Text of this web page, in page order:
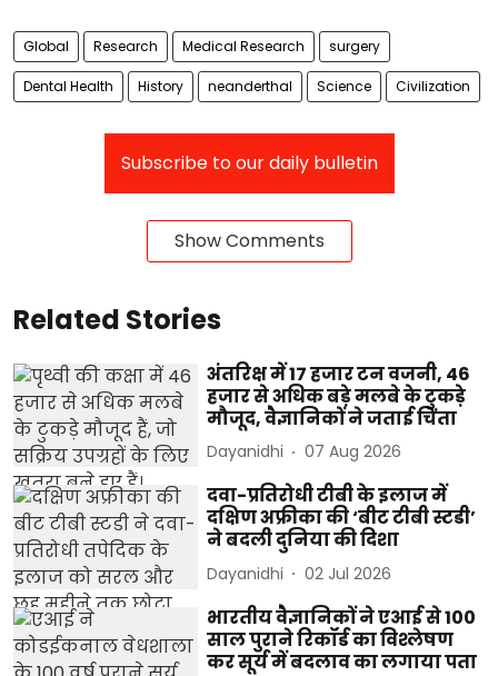
Global Research Medical Research surgery
Dental Health History neanderthal Science Civilization
Subscribe to our daily bulletin
Show Comments
Related Stories
अंतरिक्ष में 17 हजार टन वजनी, 46
हजार से अधिक बड़े मलबे के टुकड़े
मौजूद, वैज्ञानिकों ने जताई चिंता
Dayanidhi 07 Aug 2026
दवा-प्रतिरोधी टीबी के इलाज में
दक्षिण अफ्रीका की ‘बीट टीबी स्टडी’
ने बदली दुनिया की दिशा
Dayanidhi 02 Jul 2026
भारतीय वैज्ञानिकों ने एआई से 100
साल पुराने रिकॉर्ड का विश्लेषण
कर सूर्य में बदलाव का लगाया पता